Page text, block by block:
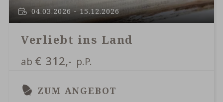
04.03.2026 - 15.12.2026
Verliebt ins Land
ab € 312,- p.P.
ZUM ANGEBOT